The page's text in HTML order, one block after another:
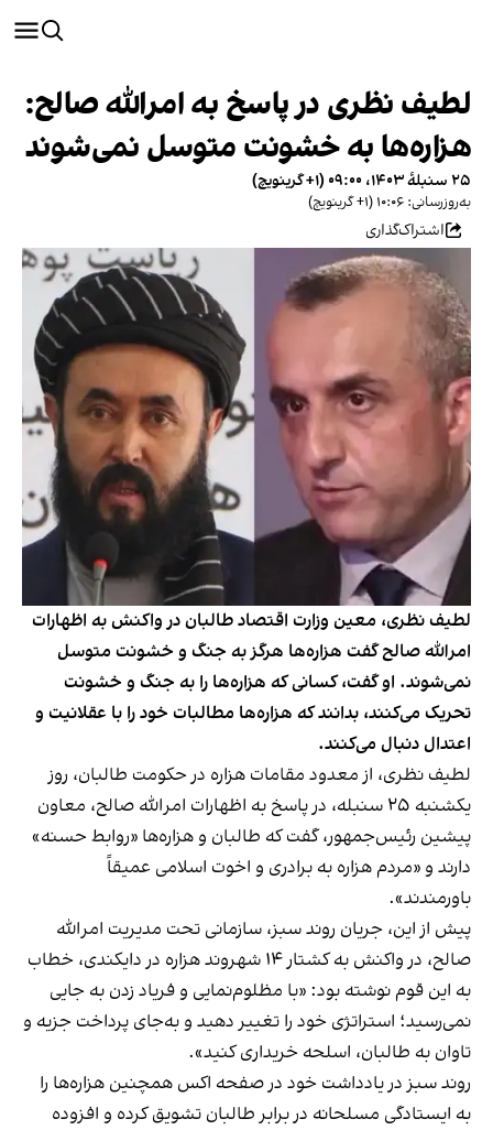
لطیف نظری در پاسخ به امرالله صالح:
هزاره‌ها به خشونت متوسل نمی‌شوند
۲۵ سنبلهٔ ۱۴۰۳، ۰۹:۰۰ (‎+۱ گرینویچ)
به‌روزرسانی: ۱۰:۰۶ (‎+۱ گرینویچ)
اشتراک‌گذاری
لطیف نظری، معین وزارت اقتصاد طالبان در واکنش به اظهارات
امرالله صالح گفت هزاره‌ها هرگز به جنگ و خشونت متوسل
نمی‌شوند. او گفت، کسانی که هزاره‌ها را به جنگ و خشونت
تحریک می‌کنند، بدانند که هزاره‌ها مطالبات خود را با عقلانیت و
اعتدال دنبال می‌کنند.
لطیف نظری، از معدود مقامات هزاره در حکومت طالبان، روز
یکشنبه ۲۵ سنبله، در پاسخ به اظهارات امرالله صالح، معاون
پیشین رئیس‌جمهور، گفت که طالبان و هزاره‌ها «روابط حسنه»
دارند و «مردم هزاره به برادری و اخوت اسلامی عمیقاً
باورمندند».
پیش از این، جریان روند سبز، سازمانی تحت مدیریت امرالله
صالح، در واکنش به کشتار ۱۴ شهروند هزاره در دایکندی، خطاب
به این قوم نوشته بود: «با مظلوم‌نمایی و فریاد زدن به جایی
نمی‌رسید؛ استراتژی خود را تغییر دهید و به‌جای پرداخت جزیه و
تاوان به طالبان، اسلحه خریداری کنید».
روند سبز در یادداشت خود در صفحه اکس همچنین هزاره‌ها را
به ایستادگی مسلحانه در برابر طالبان تشویق کرده و افزوده